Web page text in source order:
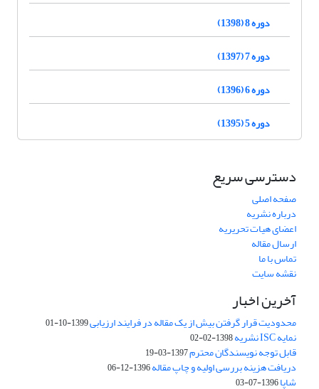
دوره 8 (1398)
دوره 7 (1397)
دوره 6 (1396)
دوره 5 (1395)
دسترسی سریع
صفحه اصلی
درباره نشریه
اعضای هیات تحریریه
ارسال مقاله
تماس با ما
نقشه سایت
آخرین اخبار
محدودیت قرار گرفتن بیش از یک مقاله در فرایند ارزیابی1399-10-01
نمایه ISC نشریه 1398-02-02
قابل توجه نویسندگان محترم1397-03-19
دریافت هزینه بررسی اولیه و چاپ مقاله1396-12-06
شاپا1396-07-03